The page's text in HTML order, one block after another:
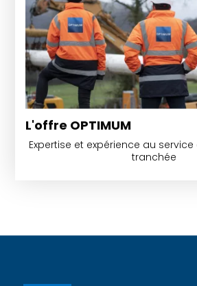
L'offre OPTIMUM
Expertise et expérience au
tranchée